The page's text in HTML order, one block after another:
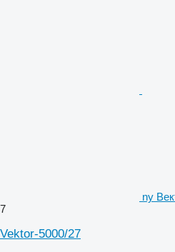
ny
7
Vektor-5000/27